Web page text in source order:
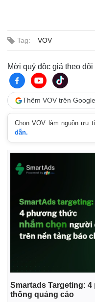
Cuộc sống đó đây
Hồ sơ
Tag: VOV
Mời quý độc giả theo dõi
Thêm VOV trên Google
Chọn VOV làm nguồn ưu
dẫn.
Smartads Targeting:
thống quảng cáo